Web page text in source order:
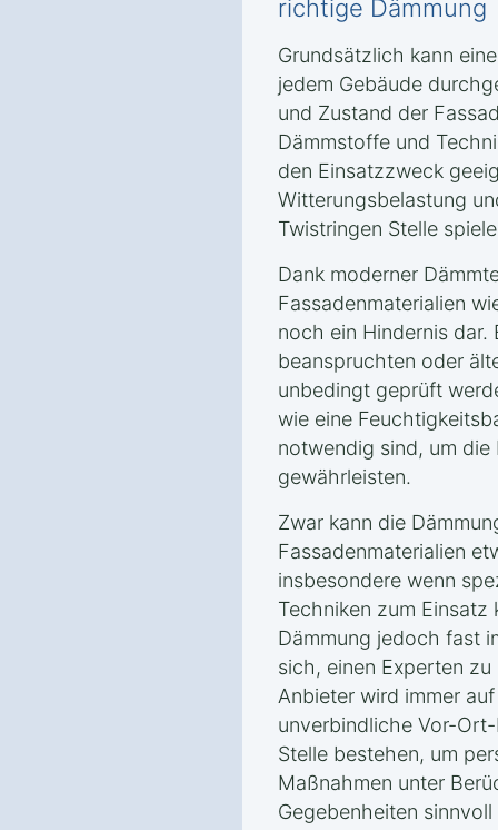
richtige Dämmung
Grundsätzlich kann
jedem Gebäude
und Zustand der
Dämmstoffe und
den Einsatzzweck
Witterungsbelastung
Twistringen Stelle
Dank moderner
Fassadenmaterialien
noch ein Hindernis dar.
beanspruchten oder
unbedingt geprüft
wie eine
notwendig sind, um
gewährleisten.
Zwar kann die
Fassadenmaterialien
insbesondere wenn
Techniken zum
Dämmung jedoch fast
sich, einen Experten
Anbieter wird immer
unverbindliche Vor-
Stelle bestehen, um
Maßnahmen unter
Gegebenheiten sinnvoll